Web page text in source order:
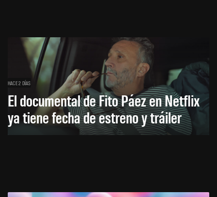
HACE 2 DÍAS
El documental de Fito Páez en Netflix
ya tiene fecha de estreno y tráiler